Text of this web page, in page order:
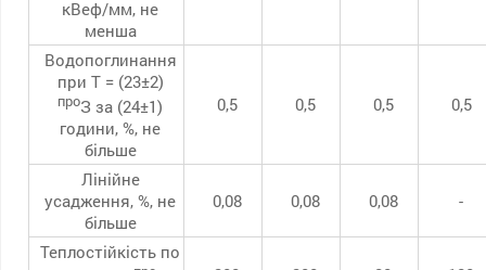
кВеф/мм, не
менша
Водопоглинання
при Т = (23±2)
проЗ за (24±1)
години, %, не
більше
0,5 0,5 0,5 0,5
Лінійне
усадження, %, не
більше
0,08 0,08 0,08 -
Теплостійкість по